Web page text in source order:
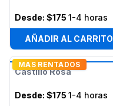
Desde: $175 1-4 horas
AÑADIR AL CARRITO
MAS RENTADOS
Castillo Rosa
Desde: $175 1-4 horas